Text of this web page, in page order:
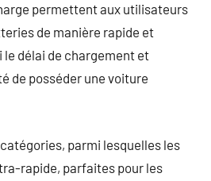
permettent aux utilisateurs
de manière rapide et
délai de chargement et
de posséder une voiture
parmi lesquelles les
rapide, parfaites pour les